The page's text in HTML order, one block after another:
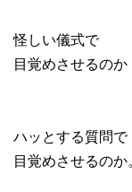
怪しい儀式で
目覚めさせるのか
ハッとする質問で
目覚めさせるのか。